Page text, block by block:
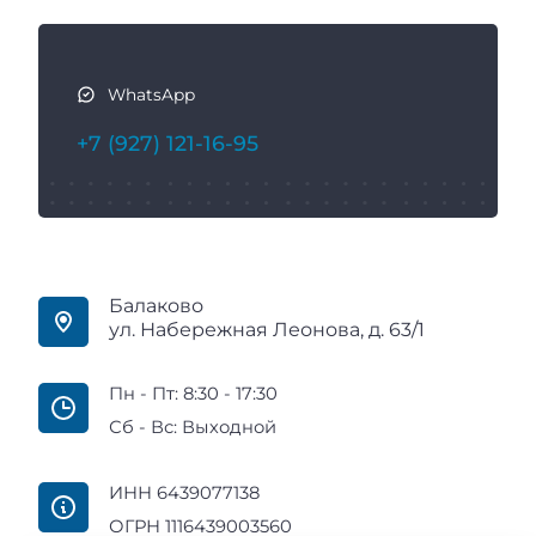
WhatsApp
+7 (927) 121-16-95
Балаково
ул. Набережная Леонова, д. 63/1
Пн - Пт: 8:30 - 17:30
Сб - Вс: Выходной
ИНН 6439077138
ОГРН 1116439003560